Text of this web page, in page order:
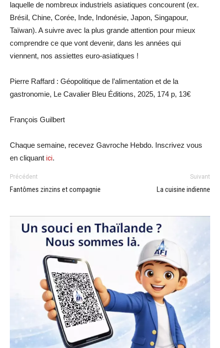
laquelle de nombreux industriels asiatiques concourent (ex.
Brésil, Chine, Corée, Inde, Indonésie, Japon, Singapour,
Taïwan). A suivre avec la plus grande attention pour mieux
comprendre ce que vont devenir, dans les années qui
viennent, nos assiettes euro-asiatiques !
Pierre Raffard : Géopolitique de l’alimentation et de la
gastronomie, Le Cavalier Bleu Éditions, 2025, 174 p, 13€
François Guilbert
Chaque semaine, recevez Gavroche Hebdo. Inscrivez vous
en cliquant ici.
Précédent
Fantômes zinzins et compagnie
Suivant
La cuisine indienne